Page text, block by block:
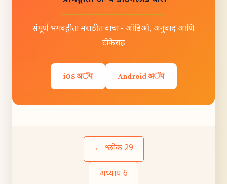
संपूर्ण भगवद्गीता मराठीत वाचा - ऑडिओ, अनुवाद आणि
टीकेसह
iOS अॅप Android अॅप
← श्लोक 29
अध्याय 6